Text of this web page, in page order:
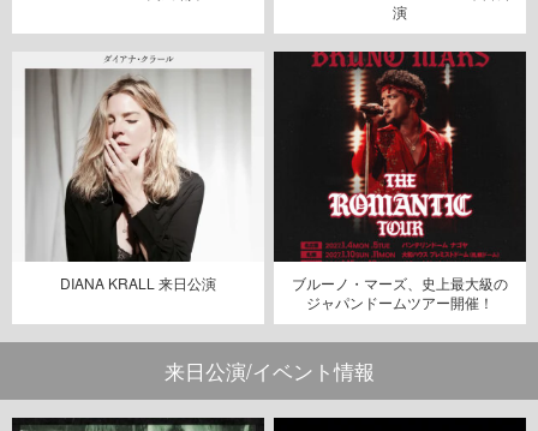
演
DIANA KRALL 来日公演
ブルーノ・マーズ、史上最大級の
ジャパンドームツアー開催！
来日公演/イベント情報